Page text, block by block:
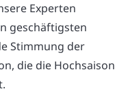
Experten
geschäftigsten
Stimmung der
die die Hochsaison